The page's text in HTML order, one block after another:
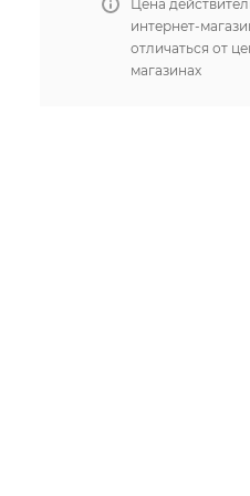
Цена
интернет-
отличаться от
магазинах